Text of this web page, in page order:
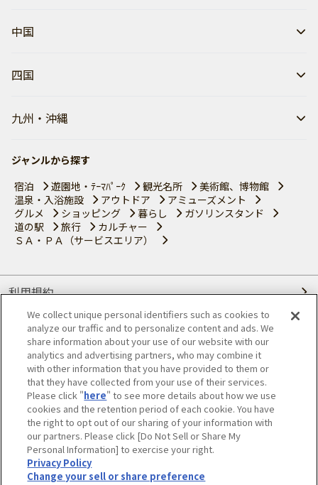
中国
四国
九州・沖縄
ジャンルから探す
宿泊
遊園地・ﾃｰﾏﾊﾟｰｸ 観光名所
美術館、博物館
温泉・入浴施設
アウトドア
アミューズメント
グルメ
ショッピング 暮らし
ガソリンスタンド
道の駅
旅行
カルチャー
ＳＡ・ＰＡ（サービスエリア）
利用規約
個人情報の取り扱いについて
会員優待サービスの提携をご検討の方へ
JAFホームページ
© JAPAN AUTOMOBILE FEDERATION. All rights reserved.
We collect unique personal identifiers such as cookies to
analyze our traffic and to personalize content and ads. We
share information about your use of our website with our
analytics and advertising partners, who may combine it
with other information that you have provided to them or
that they have collected from your use of their services.
Please click "here" to see more details about how we use
cookies and the retention period of each cookie. You have
the right to opt out of our sharing of your information with
our partners. Please click [Do Not Sell or Share My
Personal Information] to exercise your right.
Privacy Policy
Change your sell or share preference